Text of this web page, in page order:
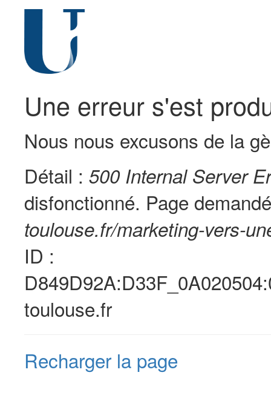
Une erreur s'est
Nous nous excusons de la
Détail : 500 Internal Server
disfonctionné. Page
toulouse.fr/marketing-vers-
ID :
toulouse.fr
Recharger la page